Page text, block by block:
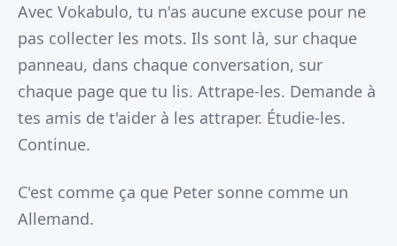
Avec Vokabulo, tu n'as aucune excuse pour ne
pas collecter les mots. Ils sont là, sur chaque
panneau, dans chaque conversation, sur
chaque page que tu lis. Attrape-les. Demande à
tes amis de t'aider à les attraper. Étudie-les.
Continue.
C'est comme ça que Peter sonne comme un
Allemand.